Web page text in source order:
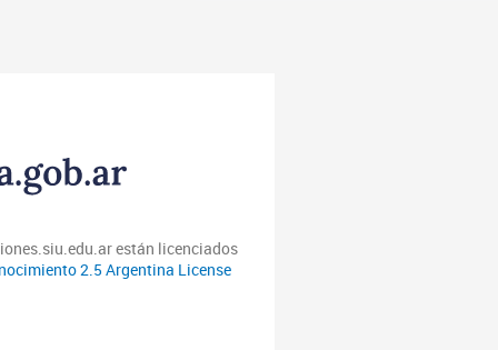
están licenciados
2.5 Argentina License